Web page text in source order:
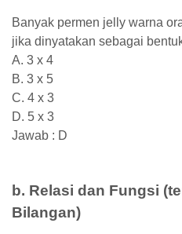
Banyak permen jelly warna
jika dinyatakan sebagai
A. 3 x 4
B. 3 x 5
C. 4 x 3
D. 5 x 3
Jawab : D
b. Relasi dan Fungsi
Bilangan)